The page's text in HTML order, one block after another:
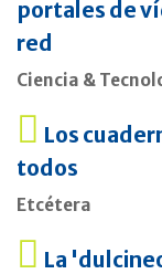
portales de
red
Ciencia &
Los
todos
Etcétera
La